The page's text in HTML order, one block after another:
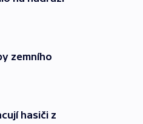
zemního
hasiči z